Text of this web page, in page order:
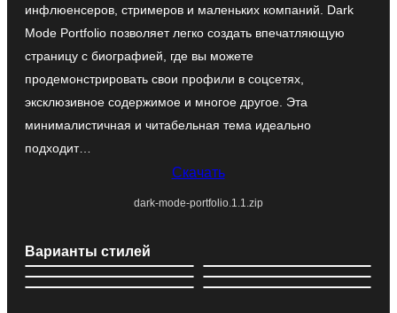
инфлюенсеров, стримеров и маленьких компаний. Dark
Mode Portfolio позволяет легко создать впечатляющую
страницу с биографией, где вы можете
продемонстрировать свои профили в соцсетях,
эксклюзивное содержимое и многое другое. Эта
минималистичная и читабельная тема идеально
подходит…
Скачать
dark-mode-portfolio.1.1.zip
Варианты стилей